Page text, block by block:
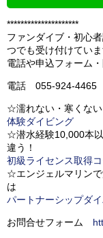
*********************
ファンダイブ・初心
つでも受け付けてい
電話や申込フォーム
電話 055-924-4465
☆濡れない・寒くない
体験ダイビング
☆潜水経験10,000本
違う！
初級ライセンス取得
☆エンジェルマリン
は
パートナーシップダ
お問合せフォーム